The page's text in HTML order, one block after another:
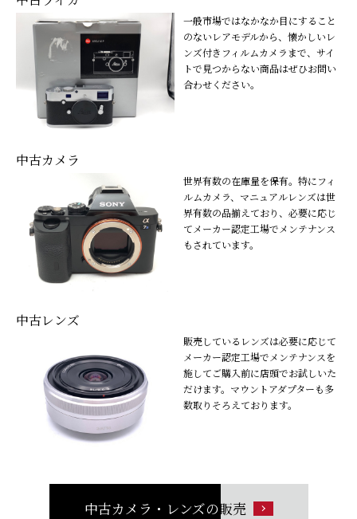
一般市場ではなかなか目にすること
のないレアモデルから、懐かしいレ
ンズ付きフィルムカメラまで、サイ
トで見つからない商品はぜひお問い
合わせください。
中古カメラ
世界有数の在庫量を保有。特にフィ
ルムカメラ、マニュアルレンズは世
界有数の品揃えており、必要に応じ
てメーカー認定工場でメンテナンス
もされています。
中古レンズ
販売しているレンズは必要に応じて
メーカー認定工場でメンテナンスを
施してご購入前に店頭でお試しいた
だけます。マウントアダプターも多
数取りそろえております。
中古カメラ・レンズの販売